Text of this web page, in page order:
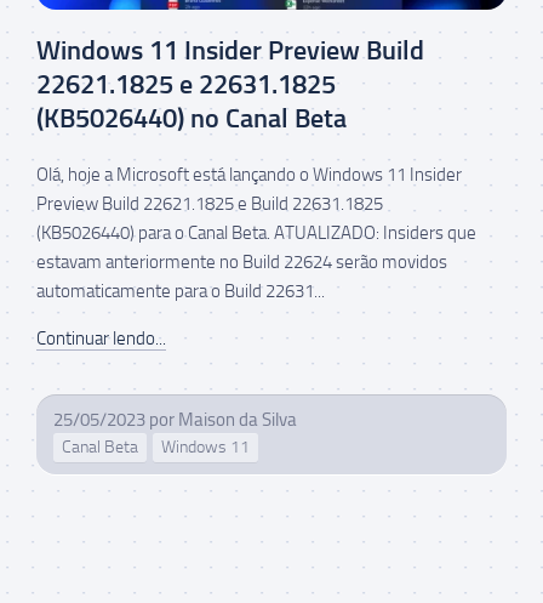
Windows 11 Insider Preview Build
22621.1825 e 22631.1825
(KB5026440) no Canal Beta
Olá, hoje a Microsoft está lançando o Windows 11 Insider
Preview Build 22621.1825 e Build 22631.1825
(KB5026440) para o Canal Beta. ATUALIZADO: Insiders que
estavam anteriormente no Build 22624 serão movidos
automaticamente para o Build 22631...
Continuar lendo...
25/05/2023 por Maison da Silva
Canal Beta Windows 11